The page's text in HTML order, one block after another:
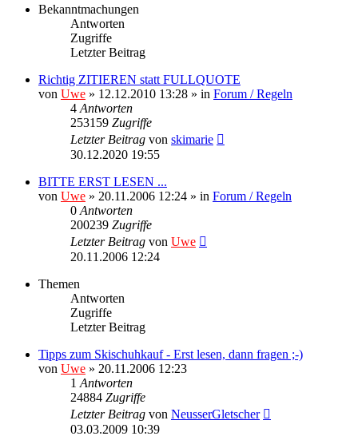
Bekanntmachungen
Antworten
Zugriffe
Letzter Beitrag
Richtig ZITIEREN statt FULLQUOTE
von Uwe » 12.12.2010 13:28 » in Forum / Regeln
4 Antworten
253159 Zugriffe
Letzter Beitrag von skimarie
30.12.2020 19:55
BITTE ERST LESEN ...
von Uwe » 20.11.2006 12:24 » in Forum / Regeln
0 Antworten
200239 Zugriffe
Letzter Beitrag von Uwe
20.11.2006 12:24
Themen
Antworten
Zugriffe
Letzter Beitrag
Tipps zum Skischuhkauf - Erst lesen, dann fragen ;-)
von Uwe » 20.11.2006 12:23
1 Antworten
24884 Zugriffe
Letzter Beitrag von NeusserGletscher
03.03.2009 10:39